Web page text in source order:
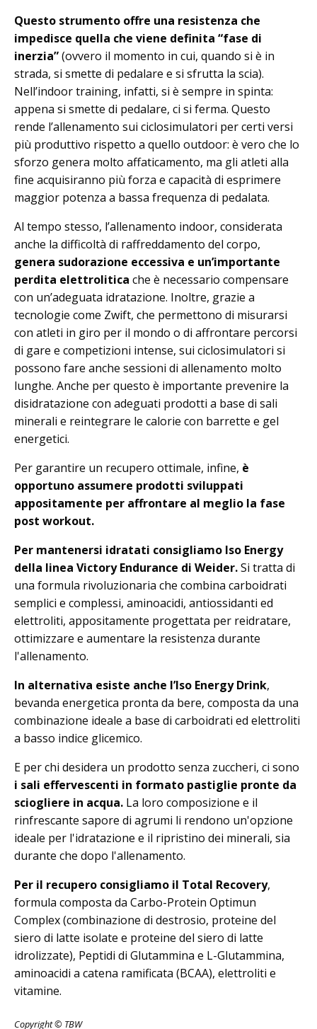
Questo strumento offre una resistenza che
impedisce quella che viene definita “fase di
inerzia”(ovvero il momento in cui, quando si è in
strada, si smette di pedalare e si sfrutta la scia).
Nell’indoor training, infatti, si è sempre in spinta:
appena si smette di pedalare, ci si ferma. Questo
rende l’allenamento sui ciclosimulatori per certi versi
più produttivo rispetto a quello outdoor: è vero che lo
sforzo genera molto affaticamento, ma gli atleti alla
fine acquisiranno più forza e capacità di esprimere
maggior potenza a bassa frequenza di pedalata.
Al tempo stesso, l’allenamento indoor, considerata
anche la difficoltà di raffreddamento del corpo,
genera sudorazione eccessiva e un’importante
perdita elettrolitica che è necessario compensare
con un’adeguata idratazione. Inoltre, grazie a
tecnologie come Zwift, che permettono di misurarsi
con atleti in giro per il mondo o di affrontare percorsi
di gare e competizioni intense, sui ciclosimulatori si
possono fare anche sessioni di allenamento molto
lunghe. Anche per questo è importante prevenire la
disidratazione con adeguati prodotti a base di sali
minerali e reintegrare le calorie con barrette e gel
energetici.
Per garantire un recupero ottimale, infine, è
opportuno assumere prodotti sviluppati
appositamente per affrontare al meglio la fase
post workout.
Per mantenersi idratati consigliamo Iso Energy
della linea Victory Endurance di Weider.Si tratta di
una formula rivoluzionaria che combina carboidrati
semplici e complessi, aminoacidi, antiossidanti ed
elettroliti, appositamente progettata per reidratare,
ottimizzare e aumentare la resistenza durante
l'allenamento.
In alternativa esiste anche l’Iso Energy Drink,
bevanda energetica pronta da bere, composta da una
combinazione ideale a base di carboidrati ed elettroliti
a basso indice glicemico.
E per chi desidera un prodotto senza zuccheri, ci sono
i sali effervescenti in formato pastiglie pronte da
sciogliere in acqua. La loro composizione e il
rinfrescante sapore di agrumi li rendono un'opzione
ideale per l'idratazione e il ripristino dei minerali, sia
durante che dopo l'allenamento.
Per il recupero consigliamo il Total Recovery,
formula composta da Carbo-Protein Optimun
Complex (combinazione di destrosio, proteine del
siero di latte isolate e proteine del siero di latte
idrolizzate), Peptidi di Glutammina e L-Glutammina,
aminoacidi a catena ramificata (BCAA), elettroliti e
vitamine.
Copyright © TBW